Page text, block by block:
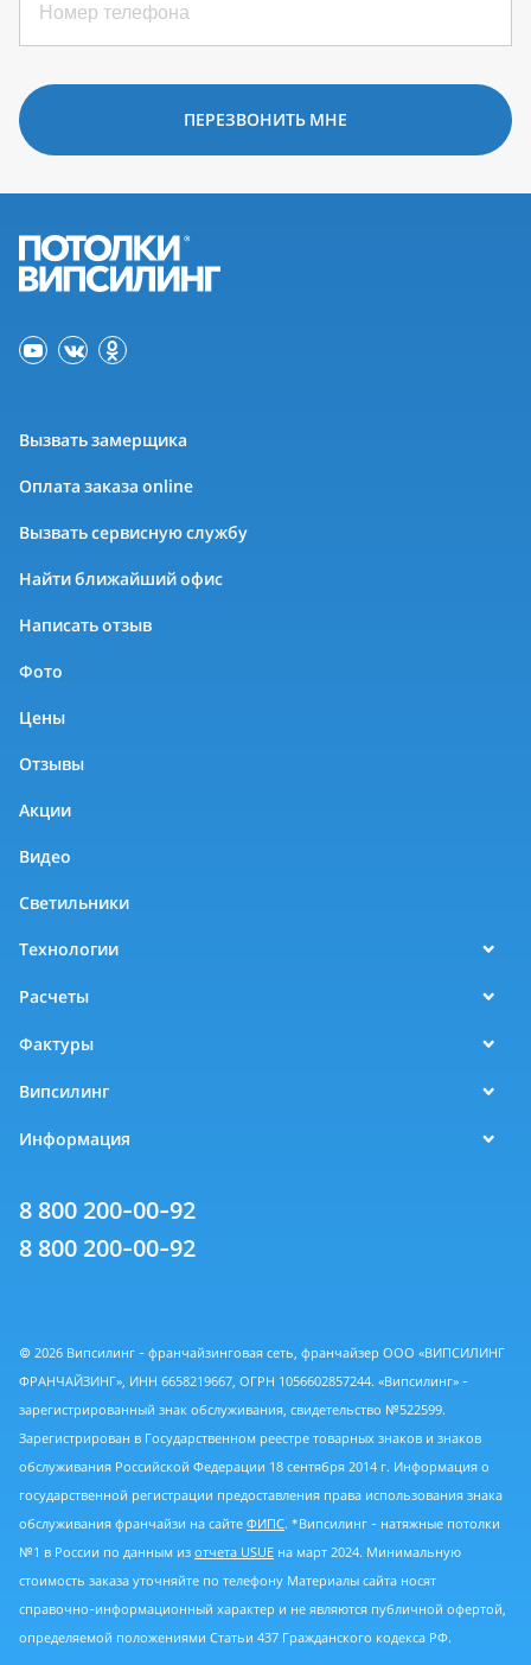
ПЕРЕЗВОНИТЬ МНЕ
Вызвать замерщика
Оплата заказа online
Вызвать сервисную службу
Найти ближайший офис
Написать отзыв
Фото
Цены
Отзывы
Акции
Видео
Светильники
Технологии
Расчеты
Фактуры
Випсилинг
Информация
8 800 200-00-92
8 800 200-00-92
© 2026 Випсилинг - франчайзинговая сеть, франчайзер ООО «ВИПСИЛИНГ
ФРАНЧАЙЗИНГ», ИНН 6658219667, ОГРН 1056602857244. «Випсилинг» -
зарегистрированный знак обслуживания, свидетельство №522599.
Зарегистрирован в Государственном реестре товарных знаков и знаков
обслуживания Российской Федерации 18 сентября 2014 г. Информация о
государственной регистрации предоставления права использования знака
обслуживания франчайзи на сайте ФИПС. *Випсилинг - натяжные потолки
№1 в России по данным из отчета USUE на март 2024. Минимальную
стоимость заказа уточняйте по телефону Материалы сайта носят
справочно-информационный характер и не являются публичной офертой,
определяемой положениями Статьи 437 Гражданского кодекса РФ.